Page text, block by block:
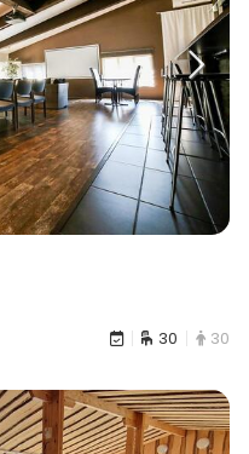
30 30